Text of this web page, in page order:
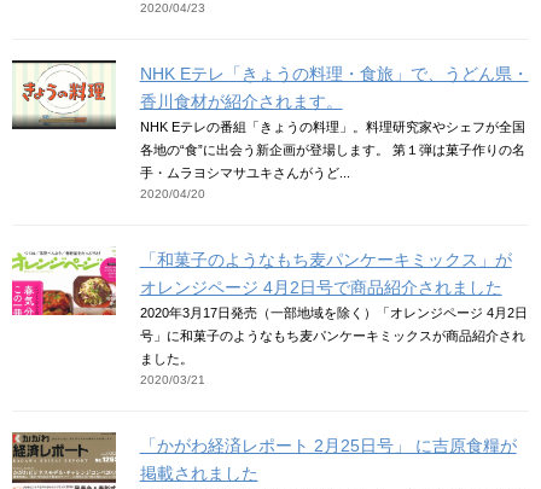
2020/04/23
NHK Eテレ「きょうの料理・食旅」で、うどん県・
香川食材が紹介されます。
NHK Eテレの番組「きょうの料理」。料理研究家やシェフが全国
各地の“食”に出会う新企画が登場します。 第１弾は菓子作りの名
手・ムラヨシマサユキさんがうど...
2020/04/20
「和菓子のようなもち麦パンケーキミックス」が
オレンジページ 4月2日号で商品紹介されました
2020年3月17日発売（一部地域を除く）「オレンジページ 4月2日
号」に和菓子のようなもち麦パンケーキミックスが商品紹介され
ました。
2020/03/21
「かがわ経済レポート 2月25日号」 に吉原食糧が
掲載されました